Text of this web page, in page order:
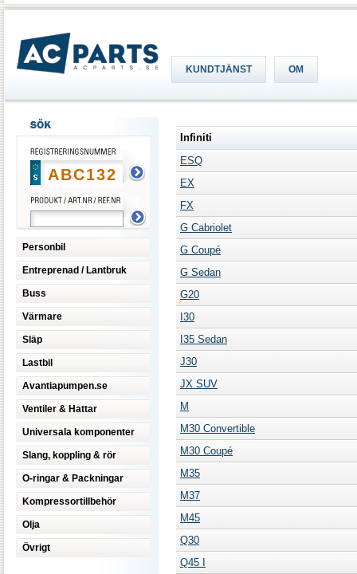
KUNDTJÄNST OM
Personbil
Entreprenad / Lantbruk
Buss
Värmare
Släp
Lastbil
Avantiapumpen.se
Ventiler & Hattar
Universala komponenter
Slang, koppling & rör
O-ringar & Packningar
Kompressortillbehör
Olja
Övrigt
Infiniti
ESQ
EX
FX
G Cabriolet
G Coupé
G Sedan
G20
I30
I35 Sedan
J30
JX SUV
M
M30 Convertible
M30 Coupé
M35
M37
M45
Q30
Q45 I